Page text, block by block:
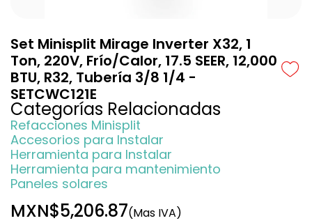
Set Minisplit Mirage Inverter X32, 1
Ton, 220V, Frío/Calor, 17.5 SEER, 12,000
BTU, R32, Tubería 3/8 1/4 -
SETCWC121E
Categorías Relacionadas
Refacciones Minisplit
Accesorios para Instalar
Herramienta para Instalar
Herramienta para mantenimiento
Paneles solares
MXN$5,206.87(Mas IVA)